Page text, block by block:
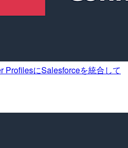
ProfilesにSalesforceを統合して